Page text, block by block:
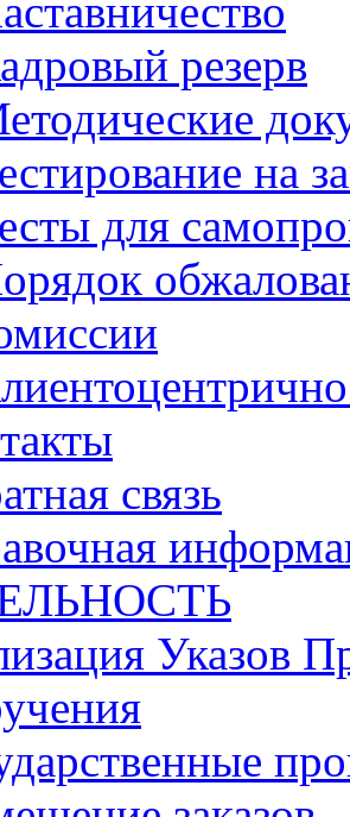
резерв
на
для
связь
Указов